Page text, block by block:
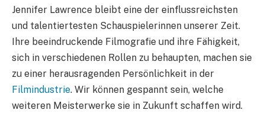
Jennifer Lawrence bleibt eine der einflussreichsten
und talentiertesten Schauspielerinnen unserer Zeit.
Ihre beeindruckende Filmografie und ihre Fähigkeit,
sich in verschiedenen Rollen zu behaupten, machen sie
zu einer herausragenden Persönlichkeit in der
Filmindustrie. Wir können gespannt sein, welche
weiteren Meisterwerke sie in Zukunft schaffen wird.